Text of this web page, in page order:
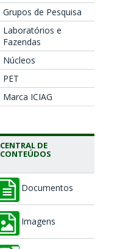
Grupos de Pesquisa
Laboratórios e
Fazendas
Núcleos
PET
Marca ICIAG
CENTRAL DE
CONTEÚDOS
Documentos
Imagens